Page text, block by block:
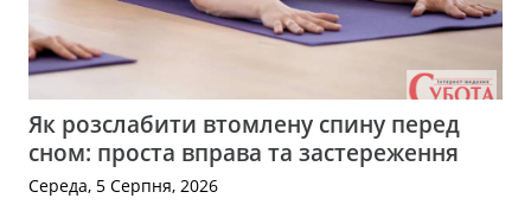
Як розслабити втомлену спину перед
сном: проста вправа та застереження
Середа, 5 Серпня, 2026